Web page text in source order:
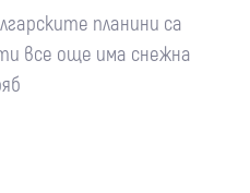
планини са
все още има снежна